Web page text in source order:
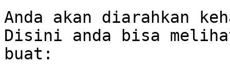
Anda akan diarahkan
Disini anda bisa
buat: